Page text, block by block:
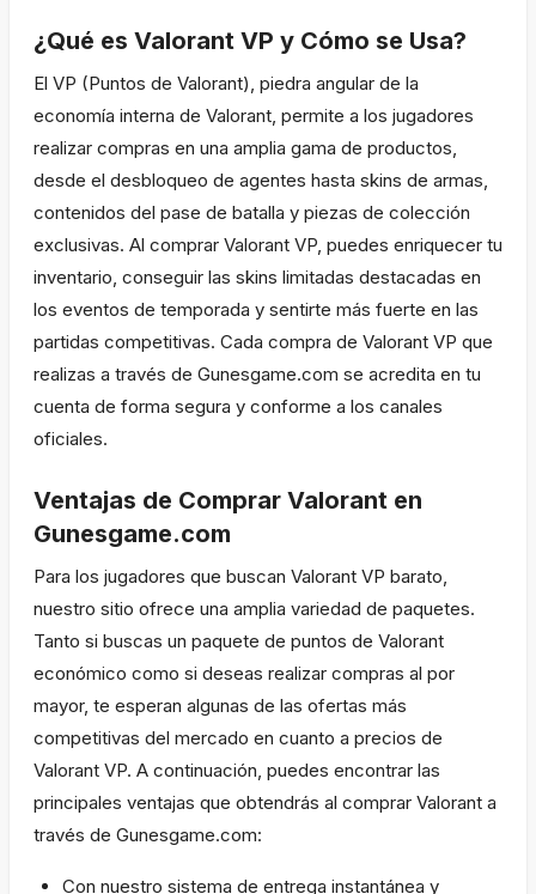
¿Qué es Valorant VP y Cómo se Usa?
El VP (Puntos de Valorant), piedra angular de la
economía interna de Valorant, permite a los jugadores
realizar compras en una amplia gama de productos,
desde el desbloqueo de agentes hasta skins de armas,
contenidos del pase de batalla y piezas de colección
exclusivas. Al comprar Valorant VP, puedes enriquecer tu
inventario, conseguir las skins limitadas destacadas en
los eventos de temporada y sentirte más fuerte en las
partidas competitivas. Cada compra de Valorant VP que
realizas a través de Gunesgame.com se acredita en tu
cuenta de forma segura y conforme a los canales
oficiales.
Ventajas de Comprar Valorant en
Gunesgame.com
Para los jugadores que buscan Valorant VP barato,
nuestro sitio ofrece una amplia variedad de paquetes.
Tanto si buscas un paquete de puntos de Valorant
económico como si deseas realizar compras al por
mayor, te esperan algunas de las ofertas más
competitivas del mercado en cuanto a precios de
Valorant VP. A continuación, puedes encontrar las
principales ventajas que obtendrás al comprar Valorant a
través de Gunesgame.com:
Con nuestro sistema de entrega instantánea y